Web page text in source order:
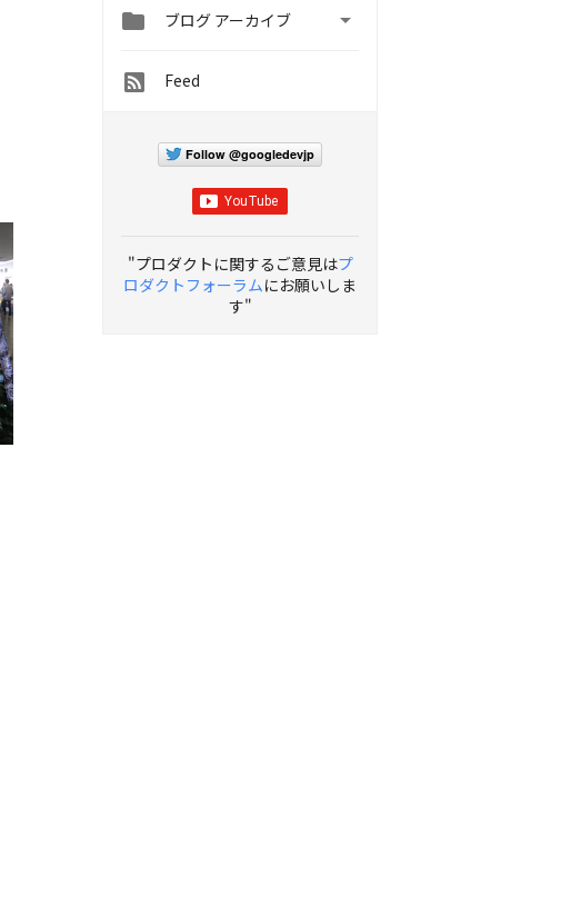
 ブログ アーカイブ 
Feed
Follow @googledevjp
"プロダクトに関するご意見はプ
ロダクトフォーラムにお願いしま
す"